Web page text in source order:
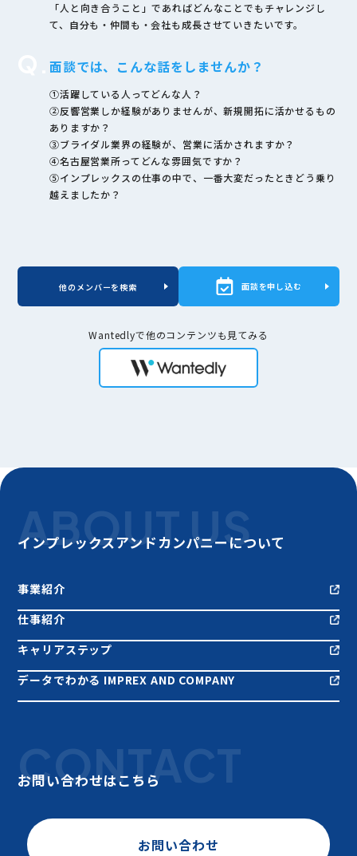
「人と向き合うこと」であればどんなことでもチャレンジし
て、自分も・仲間も・会社も成長させていきたいです。
Q.面談では、こんな話をしませんか？
①活躍している人ってどんな人？
②反響営業しか経験がありませんが、新規開拓に活かせるもの
ありますか？
③ブライダル業界の経験が、営業に活かされますか？
④名古屋営業所ってどんな雰囲気ですか？
⑤インプレックスの仕事の中で、一番大変だったときどう乗り
越えましたか？
他のメンバーを検索 面談を申し込む
Wantedlyで他のコンテンツも見てみる
ABOUT US
インプレックスアンドカンパニーについて
事業紹介
仕事紹介
キャリアステップ
データでわかる IMPREX AND COMPANY
CONTACT
お問い合わせはこちら
お問い合わせ